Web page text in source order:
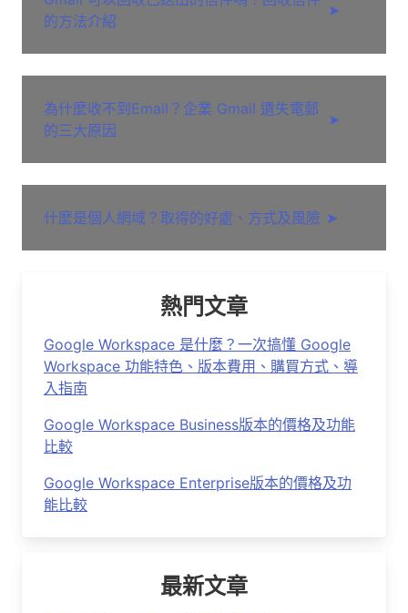
的方法介紹
➤
為什麼收不到Email？企業 Gmail 遺失電郵
的三大原因
➤
什麼是個人網域？取得的好處、方式及風險 ➤
熱門文章
Google Workspace 是什麼？一次搞懂 Google
Workspace 功能特色、版本費用、購買方式、導
入指南
Google Workspace Business版本的價格及功能
比較
Google Workspace Enterprise版本的價格及功
能比較
最新文章